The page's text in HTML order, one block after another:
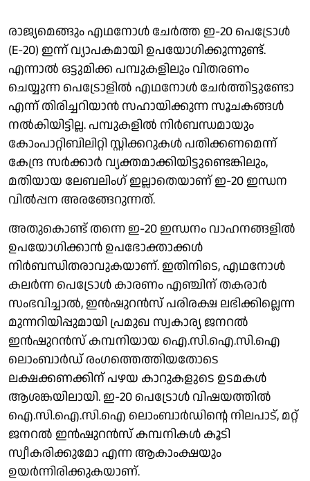
രാജ്യമെങ്ങും എഥനോൾ ചേർത്ത ഇ-20 പെട്രോൾ
(E-20) ഇന്ന് വ്യാപകമായി ഉപയോ​ഗിക്കുന്നുണ്ട്.
എന്നാൽ ഒട്ടുമിക്ക പമ്പുകളിലും വിതരണം
ചെയ്യുന്ന പെട്രോളിൽ എഥനോൾ ചേർത്തിട്ടുണ്ടോ
എന്ന് തിരിച്ചറിയാൻ സഹായിക്കുന്ന സൂചകങ്ങൾ
നൽകിയിട്ടില്ല. പമ്പുകളിൽ നിർബന്ധമായും
കോംപാറ്റിബിലിറ്റി സ്റ്റിക്കറുകൾ പതിക്കണമെന്ന്
കേന്ദ്ര സർക്കാർ വ്യക്തമാക്കിയിട്ടുണ്ടെങ്കിലും,
മതിയായ ലേബലിംഗ് ഇല്ലാതെയാണ് ഇ-20 ഇന്ധന
വിൽപ്പന അരങ്ങേറുന്നത്.
അതുകൊണ്ട് തന്നെ ഇ-20 ഇന്ധനം വാഹനങ്ങളിൽ
ഉപയോ​ഗിക്കാൻ ഉപഭോക്താക്കൾ
നിർബന്ധിതരാവുകയാണ്. ഇതിനിടെ, എഥനോൾ
കലർന്ന പെട്രോൾ കാരണം എഞ്ചിന് തകരാർ
സംഭവിച്ചാൽ, ഇൻഷുറൻസ് പരിരക്ഷ ലഭിക്കില്ലെന്ന
മുന്നറിയിപ്പുമായി പ്രമുഖ സ്വകാര്യ ജനറൽ
ഇൻഷുറൻസ് കമ്പനിയായ ഐ.സി.ഐ.സി.ഐ
ലൊംബാർഡ് രം​ഗത്തെത്തിയതോടെ
ലക്ഷക്കണക്കിന് പഴയ കാറുകളുടെ ഉടമകൾ
ആശങ്കയിലായി. ഇ-20 പെട്രോൾ വിഷയത്തിൽ
ഐ.സി.ഐ.സി.ഐ ലൊംബാർഡിന്റെ നിലപാട്, മറ്റ്
ജനറൽ ഇൻഷുറൻസ് കമ്പനികൾ കൂടി
സ്വീകരിക്കുമോ എന്ന ആകാംക്ഷയും
ഉയർന്നിരിക്കുകയാണ്.